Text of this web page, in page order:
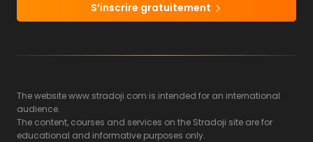
S’inscrire gratuitement
The website www.stradoji.com is intended for an international
audience.
The content, courses and services on the Stradoji site are for
educational and informative purposes only.